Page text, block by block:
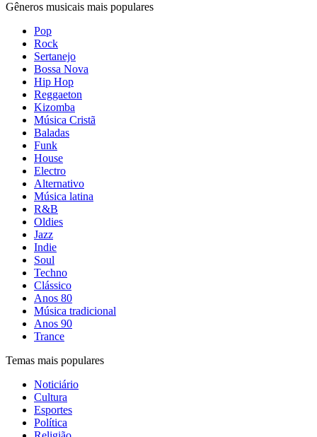
Gêneros musicais mais populares
Pop
Rock
Sertanejo
Bossa Nova
Hip Hop
Reggaeton
Kizomba
Música Cristã
Baladas
Funk
House
Electro
Alternativo
Música latina
R&B
Oldies
Jazz
Indie
Soul
Techno
Clássico
Anos 80
Música tradicional
Anos 90
Trance
Temas mais populares
Noticiário
Cultura
Esportes
Política